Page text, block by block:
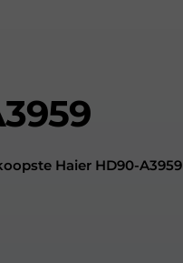
Haier HD90-A3959